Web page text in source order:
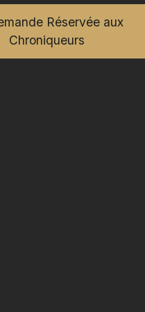
Réservée aux
Chroniqueurs